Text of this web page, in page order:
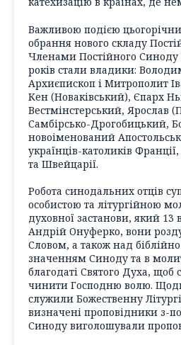
Важливою подією
обрання нового складу
Членами Постійного Синоду
років стали владики:
Архиєпископ і Митрополит
Кен (Новаківський), Єпарх
Вестмінстерський, Ярослав
Самбірсько-Дрогобицький,
новоіменований
українців-католиків
та Швейцарії.
Робота синодальних отців
особистою та літургійною
духовної застанови, який 13
Андрій Онуферко, вони
Словом, а також над
значенням Синоду та в
благодаті Святого Духа,
чинити Господню волю.
служили Божественну
визначені проповідники з-
Синоду виголошували